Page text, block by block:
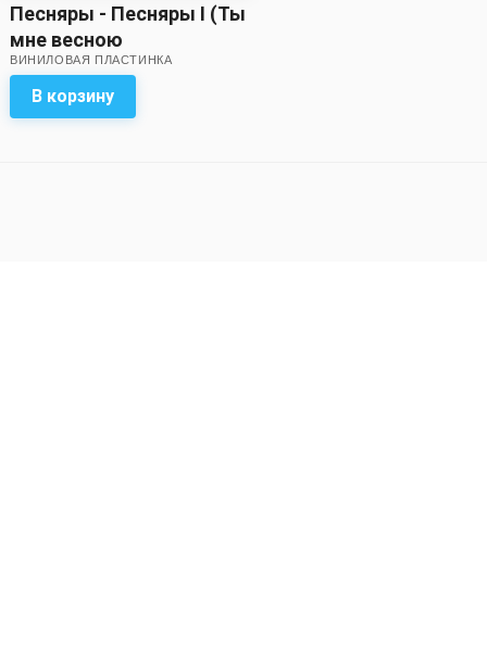
Песняры - Песняры I (Ты
мне весною
приснилась...)
ВИНИЛОВАЯ ПЛАСТИНКА
В корзину